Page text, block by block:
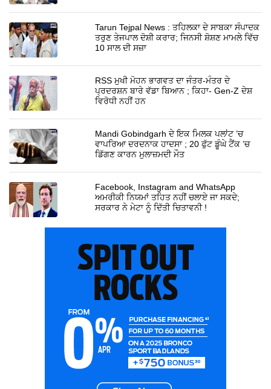
Tarun Tejpal News : ਤਹਿਲਕਾ ਦੇ ਸਾਬਕਾ ਸੰਪਾਦਕ
ਤਰੁਣ ਤੇਜਪਾਲ ਦੋਸ਼ੀ ਕਰਾਰ; ਜਿਨਸੀ ਸ਼ੋਸ਼ਣ ਮਾਮਲੇ ਵਿੱਚ
10 ਸਾਲ ਦੀ ਸਜ਼ਾ
RSS ਮੁਖੀ ਮੋਹਨ ਭਾਗਵਤ ਦਾ ਜੰਤਰ-ਮੰਤਰ ਦੇ
ਪ੍ਰਦਰਸ਼ਨ ਬਾਰੇ ਵੱਡਾ ਬਿਆਨ ; ਕਿਹਾ- Gen-Z ਦੇਸ਼
ਵਿਰੋਧੀ ਨਹੀਂ ਹਨ
Mandi Gobindgarh ਦੇ ਇਕ ਮਿਲਕ ਪਲਾਂਟ ’ਚ
ਵਾਪਰਿਆ ਦਰਦਨਾਕ ਹਾਦਸਾ ; 20 ਫੁੱਟ ਡੂੰਘੇ ਟੈਂਕ ’ਚ
ਡਿੱਗਣ ਕਾਰਨ ਮੁਲਾਜ਼ਮਦੀ ਮੌਤ
Facebook, Instagram and WhatsApp
ਅਮਰੀਕੀ ਨਿਯਮਾਂ ਤਹਿਤ ਨਹੀਂ ਚਲਾਏ ਜਾ ਸਕਦੇ;
ਸਰਕਾਰ ਨੇ ਮੇਟਾ ਨੂੰ ਦਿੱਤੀ ਚਿਤਾਵਨੀ !